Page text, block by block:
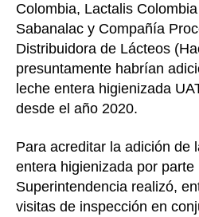
Colombia, Lactalis
Sabanalac y Compañía
Distribuidora de Lácteos
presuntamente habrían
leche entera higienizada
desde el año 2020.
Para acreditar la adición de
entera higienizada por
Superintendencia realizó,
visitas de inspección en